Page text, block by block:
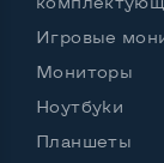
Разъемы
Выход
Игровые
Мониторы
Ноутбуки
Планшеты